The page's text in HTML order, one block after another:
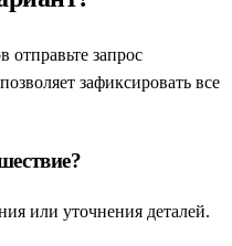
отправьте запрос
зафиксировать все
или уточнения деталей.